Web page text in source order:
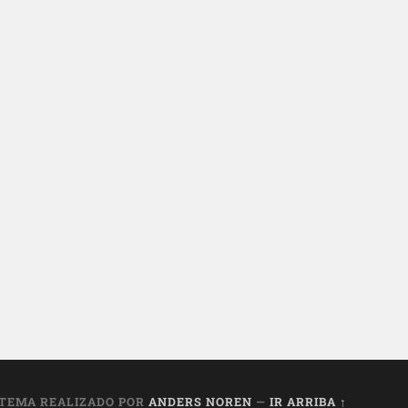
REALIZADO POR ANDERS NOREN — IR ARRIBA ↑